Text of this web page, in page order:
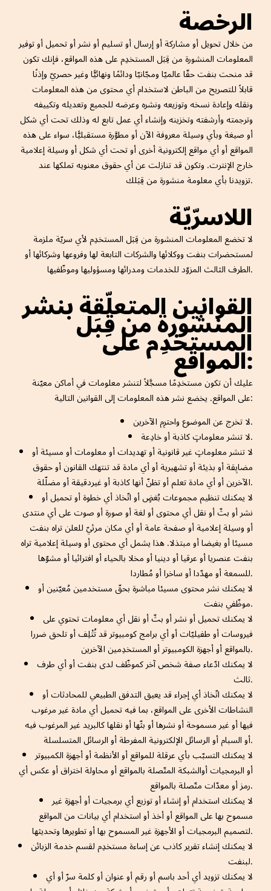
الرخصة
من خلال تحويل أو مشاركة أو إرسال أو تسليم أو نشر أو تحميل أو توفير
المعلومات المنشورة من قِبَل المستخدِم على هذه المواقع، فإنك تكون
قد منحت بنفت حقّا عالميّا ومجّانيّا ودائمًا ونهائيًّا وغير حصريّ وإذنًا
قابلاً للتصريح من الباطن لاستخدام أي محتوى من هذه المعلومات
ونقله وإعادة نسخه وتوزيعه ونشره وعرضه للجميع وتعديله وتكييفه
وترجمته وأرشفته وتخزينه وإنشاء أي عمل تابع له وذلك تحت أي شكل
أو صيغة وبأي وسيلة معروفة الآن أو مطوَّرة مستقبليًّا، سواء على هذه
المواقع أو أي مواقع إلكترونية أخرى أو تحت أي شكل أو وسيلة إعلامية
خارج الإنترت. وتكون قد تنازلت عن أي حقوق معنويه تملكها عند
تزويدنا بأي معلومة منشورة من قِبَلك.
اللاسرّيّة
لا تخضع المعلومات المنشورة من قِبَل المستخدِم لأي سريّة ملزمة
لمستحضرات بنفت ووكلائها والشركات التابعة لها وفروعها وشركائها أو
الطرف الثالث المزوّد للخدمات ومدرائها ومسؤوليها وموظّفيها.
القوانين المتعلّقة بنشر
المنشورة من قِبَل
المستخدِم على
المواقع:
عليك أن تكون مستخدِمًا مسجَّلاً لتنشر معلومات في أماكن معيّنة
على المواقع. يخضع نشر هذه المعلومات إلى القوانين التالية:
لا تخرج عن الموضوع واحترِم الآخرين.
لا تنشر معلوماتٍ كاذبة أو خادِعة.
لا تنشر معلوماتٍ غير قانونية أو تهديدات أو معلومات أو مسيئة أو
مضايِقة أو بذيئة أو تشهيرية أو أي مادة قد تنتهك القانون أو حقوق
الآخرين أو أي مادة تعلم أو تظنّ أنها كاذبة أو غيردقيقة أو مضلّلة.
لا يمكنك تنظيم مجموعات بُغضٍ أو اتّخاذ أي خطوة أو تحميل أو
نشر أو بثّ أو نقل أي محتوى أو لغة أو صورة أو صوت على أي منتدى
أو وسيلة إعلامية أو صفحة عامة أو أي مكان مرئيّ للعلن تراه بنفت
مسيئا أو بغيضا أو مبتذلا. هذا يشمل أي محتوى أو وسيلة إعلامية تراه
بنفت عنصريا أو عرقيا أو دينيا أو مخلا بالحياء أو افترائيا أو مشوّها
للسمعة أو مهدّدا أو ساخرا أو مُطاردا.
لا يمكنك نشر محتوى مسيئا مباشرة بحقّ مستخدمين مُعيّنين أو
موظّفي بنفت.
لا يمكنك تحميل أو نشر أو بثّ أو نقل أي معلومات تحتوي على
فيروسات أو طفيليّات أو أي برامج كومبيوتر قد تُتْلِف أو تلحق ضررا
بالمواقع أو أجهزة الكومبيوتر أو المستخدِمين الآخرين.
لا يمكنك ادّعاء صفة شخص آخر كموظّف لدى بنفت أو أي طرف
ثالث.
لا يمكنك اتّخاذ أي إجراء قد يعيق التدفق الطبيعي للمحادثات أو
النشاطات الأخرى على المواقع، بما فيه تحميل أي مادة غير مرغوب
فيها أو غير مسموحة أو نشرها أو بثّها أو نقلها كالبريد غير المرغوب فيه
أو السبام أو الرسائل الإلكترونية المفرطة أو الرسائل المتسلسلة.
لا يمكنك التسبّب بأي عرقلة للمواقع أو الأنظمة أو أجهزة الكمبيوتر
أو البرمجيات أوالشبكة المتّصلة بالمواقع أو محاولة اختراق أو عكس أي
رمز أو معدّات متّصلة بالمواقع.
لا يمكنك استخدام أو إنشاء أو توزيع أي برمجيات أو أجهزة غير
مسموح بها على المواقع أو أخذ أو استخدام أي بيانات من المواقع
لتصميم البرمجيات أو الأجهزة غير المسموح بها أو تطويرها وتحديثها.
لا يمكنك إنشاء تقرير كاذب عن إساءة مستخدِم لقسم خدمة الزبائن
لبنفت.
لا يمكنك تزويد أي أحد باسم أو رقم أو عنوان أو كلمة سرّ أو أي